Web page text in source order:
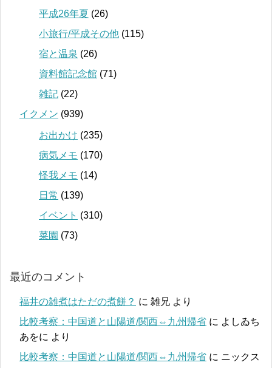
平成26年夏 (26)
小旅行/平成その他 (115)
宿と温泉 (26)
資料館記念館 (71)
雑記 (22)
イクメン (939)
お出かけ (235)
病気メモ (170)
怪我メモ (14)
日常 (139)
イベント (310)
菜園 (73)
最近のコメント
福井の雑煮はただの煮餅？ に 雑兄 より
比較考察：中国道と山陽道/関西⇔九州帰省 に よしゐち
あをに より
比較考察：中国道と山陽道/関西⇔九州帰省 に ニックス